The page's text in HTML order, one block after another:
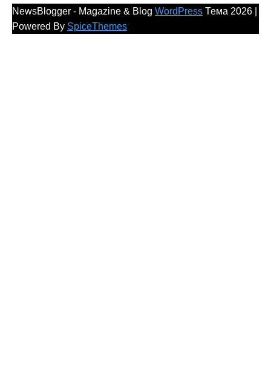
NewsBlogger - Magazine & Blog WordPress Тема 2026 |
Powered By SpiceThemes